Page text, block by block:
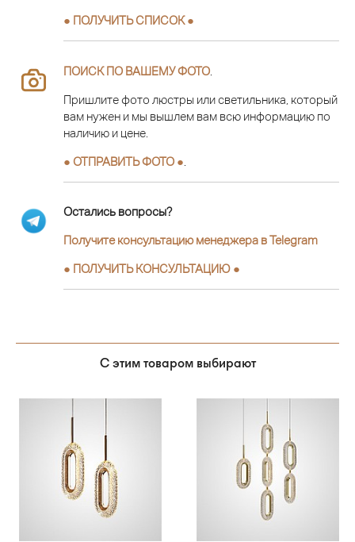
● ПОЛУЧИТЬ СПИСОК ●
ПОИСК ПО ВАШЕМУ ФОТО
Пришлите фото люстры или светильника, который
вам нужен и мы вышлем вам всю информацию по
наличию и цене.
● ОТПРАВИТЬ ФОТО ●
Остались вопросы?
Получите консультацию менеджера в Telegram
● ПОЛУЧИТЬ КОНСУЛЬТАЦИЮ ●
С этим товаром выбирают